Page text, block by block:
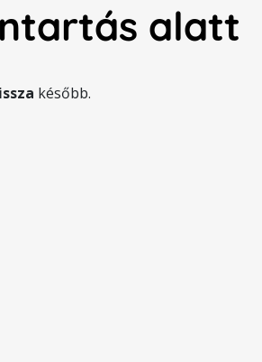
alatt
később.